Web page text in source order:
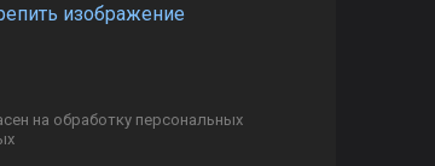
изображение
на обработку персональных